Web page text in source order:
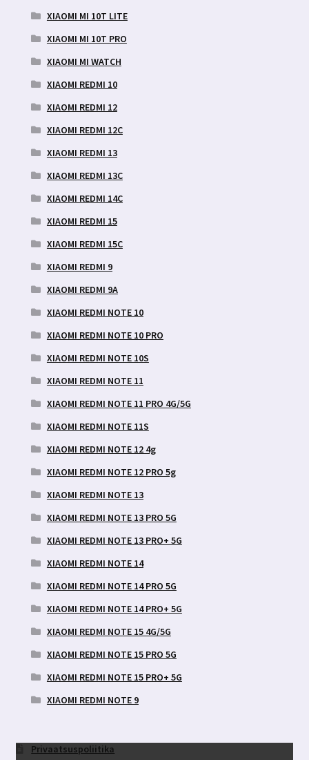
XIAOMI MI 10T LITE
XIAOMI MI 10T PRO
XIAOMI MI WATCH
XIAOMI REDMI 10
XIAOMI REDMI 12
XIAOMI REDMI 12C
XIAOMI REDMI 13
XIAOMI REDMI 13C
XIAOMI REDMI 14C
XIAOMI REDMI 15
XIAOMI REDMI 15C
XIAOMI REDMI 9
XIAOMI REDMI 9A
XIAOMI REDMI NOTE 10
XIAOMI REDMI NOTE 10 PRO
XIAOMI REDMI NOTE 10S
XIAOMI REDMI NOTE 11
XIAOMI REDMI NOTE 11 PRO 4G/5G
XIAOMI REDMI NOTE 11S
XIAOMI REDMI NOTE 12 4g
XIAOMI REDMI NOTE 12 PRO 5g
XIAOMI REDMI NOTE 13
XIAOMI REDMI NOTE 13 PRO 5G
XIAOMI REDMI NOTE 13 PRO+ 5G
XIAOMI REDMI NOTE 14
XIAOMI REDMI NOTE 14 PRO 5G
XIAOMI REDMI NOTE 14 PRO+ 5G
XIAOMI REDMI NOTE 15 4G/5G
XIAOMI REDMI NOTE 15 PRO 5G
XIAOMI REDMI NOTE 15 PRO+ 5G
XIAOMI REDMI NOTE 9
Privaatsuspoliitika